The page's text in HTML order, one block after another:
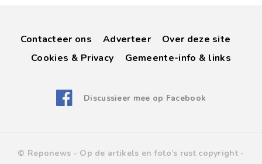
Contacteer ons Adverteer
Over deze site
Cookies & Privacy
Gemeente-info & links
Discussieer mee op Facebook
© Reponews - Op de artikels en foto’s rust copyright -